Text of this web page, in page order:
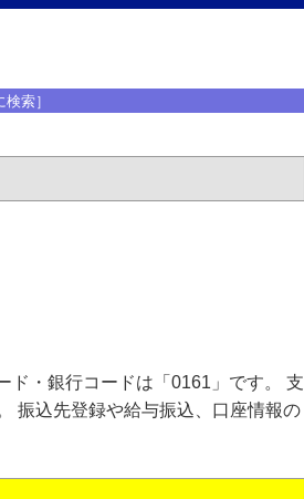
索］
ド・銀行コードは「0161」です。 支
振込先登録や給与振込、口座情報の